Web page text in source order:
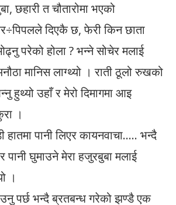
छहारी त चौतारोमा भएको
दिएकै छ, फेरी किन छाता
परेको होला ? भन्ने सोचेर मलाई
मानिस लाग्थ्यो । राती ठूलो रुखको
हुथ्यो उहाँ र मेरो दिमागमा आइ
।
हातमा पानी लिएर कायनवाचा….. भन्दै
पानी घुमाउने मेरा हजुरबुबा मलाई
।
पर्छ भन्दै ब्रतबन्ध गरेको झण्डै एक